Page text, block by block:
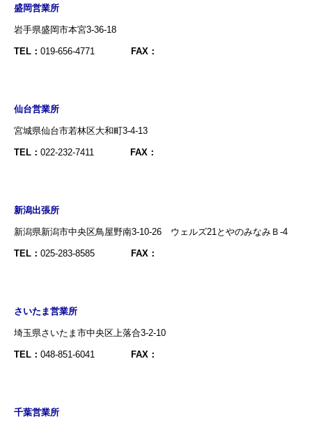
盛岡営業所
岩手県盛岡市本宮3-36-18
TEL： 019-656-4771 FAX：
仙台営業所
宮城県仙台市若林区大和町3-4-13
TEL： 022-232-7411 FAX：
新潟出張所
新潟県新潟市中央区鳥屋野南3-10-26 ウェルズ21とやのみなみＢ-4
TEL： 025-283-8585 FAX：
さいたま営業所
埼玉県さいたま市中央区上落合3-2-10
TEL： 048-851-6041 FAX：
千葉営業所